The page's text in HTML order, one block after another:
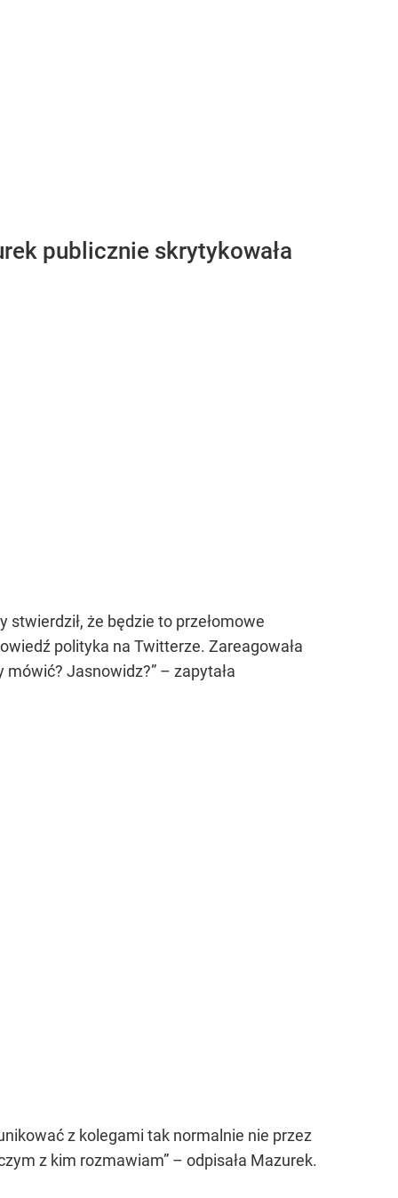
publicznie skrytykowała
że będzie to przełomowe
polityka na Twitterze. Zareagowała
Jasnowidz?” – zapytała
z kolegami tak normalnie nie przez
z kim rozmawiam” – odpisała Mazurek.